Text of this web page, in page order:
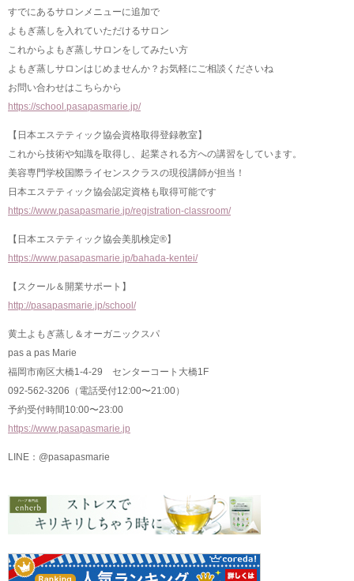
すでにあるサロンメニューに追加で
よもぎ蒸しを入れていただけるサロン
これからよもぎ蒸しサロンをしてみたい方
よもぎ蒸しサロンはじめませんか？お気軽にご相談くださいね
お問い合わせはこちらから
https://school.pasapasmarie.jp/
【日本エステティック協会資格取得登録教室】
これから技術や知識を取得し、起業される方への講習をしています。
美容専門学校国際ライセンスクラスの現役講師が担当！
日本エステティック協会認定資格も取得可能です
https://www.pasapasmarie.jp/registration-classroom/
【日本エステティック協会美肌検定®】
https://www.pasapasmarie.jp/bahada-kentei/
【スクール＆開業サポート】
http://pasapasmarie.jp/school/
黄土よもぎ蒸し＆オーガニックスパ
pas a pas Marie
福岡市南区大橋1-4-29 センターコート大橋1F
092-562-3206（電話受付12:00〜21:00）
予約受付時間10:00〜23:00
https://www.pasapasmarie.jp
LINE：@pasapasmarie